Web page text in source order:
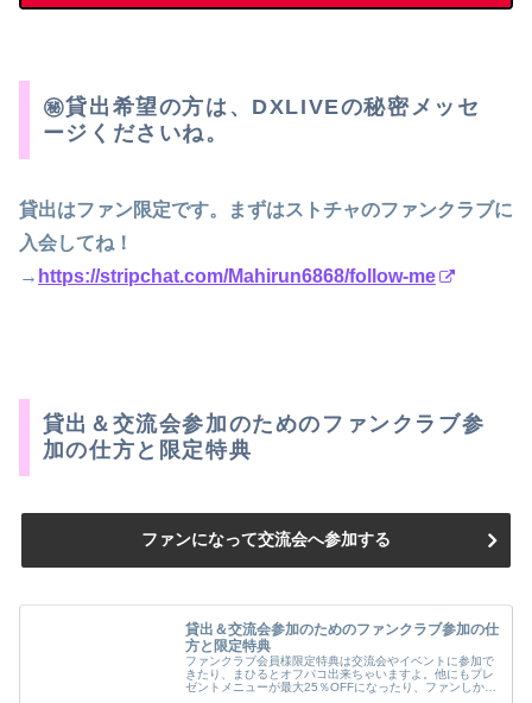
㊙️貸出希望の方は、DXLIVEの秘密メッセ
ージくださいね。
貸出はファン限定です。まずはストチャのファンクラブに
入会してね！
→ https://stripchat.com/Mahirun6868/follow-me
貸出＆交流会参加のためのファンクラブ参
加の仕方と限定特典
ファンになって交流会へ参加する
貸出＆交流会参加のためのファンクラブ参加の仕
方と限定特典
ファンクラブ会員様限定特典は交流会やイベントに参加で
きたり、まひるとオフパコ出来ちゃいますよ。他にもプレ
ゼントメニューが最大25％OFFになったり、ファンしか見